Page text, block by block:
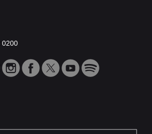
0200